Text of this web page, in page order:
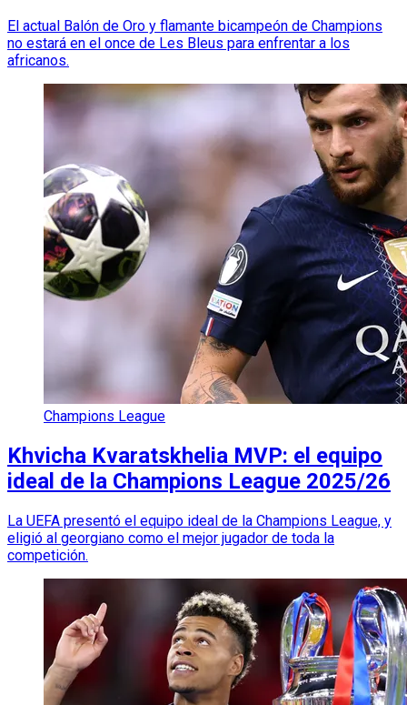
El actual Balón de Oro y flamante bicampeón de Champions
no estará en el once de Les Bleus para enfrentar a los
africanos.
Champions League
Khvicha Kvaratskhelia MVP: el equipo
ideal de la Champions League 2025/26
La UEFA presentó el equipo ideal de la Champions League, y
eligió al georgiano como el mejor jugador de toda la
competición.